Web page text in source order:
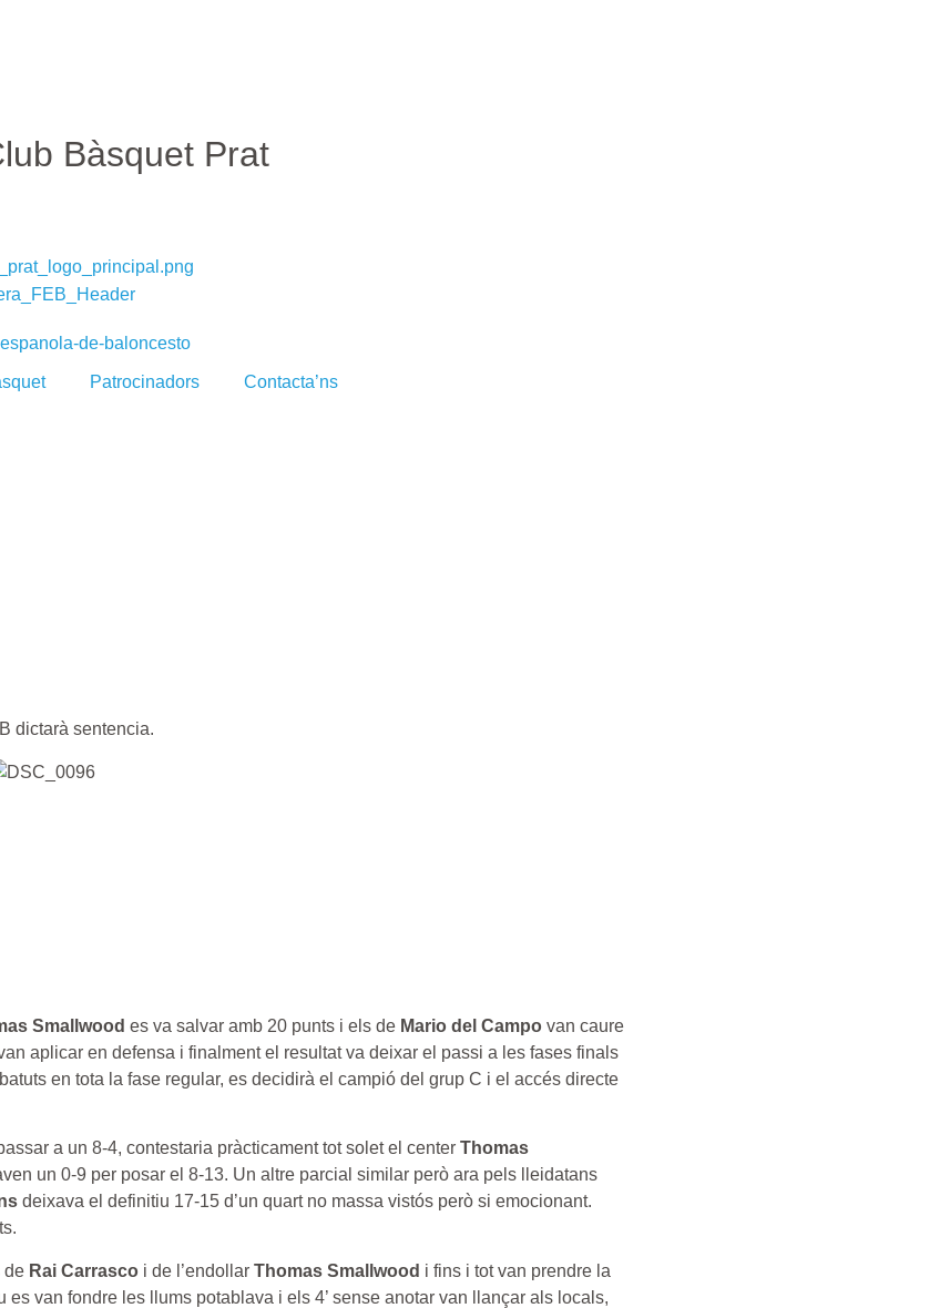
Bàsquet Prat
Patrocinadors Contacta’ns
dictarà sentencia.
Smallwood es va salvar amb 20 punts i els de Mario del Campo van caure
aplicar en defensa i finalment el resultat va deixar el passi a les fases finals
en tota la fase regular, es decidirà el campió del grup C i el accés directe
a un 8-4, contestaria pràcticament tot solet el center Thomas
un 0-9 per posar el 8-13. Un altre parcial similar però ara pels lleidatans
deixava el definitiu 17-15 d’un quart no massa vistós però si emocionant.
de Rai Carrasco i de l’endollar Thomas Smallwood i fins i tot van prendre la
van fondre les llums potablava i els 4’ sense anotar van llançar als locals,